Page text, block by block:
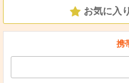
お気に入り
携